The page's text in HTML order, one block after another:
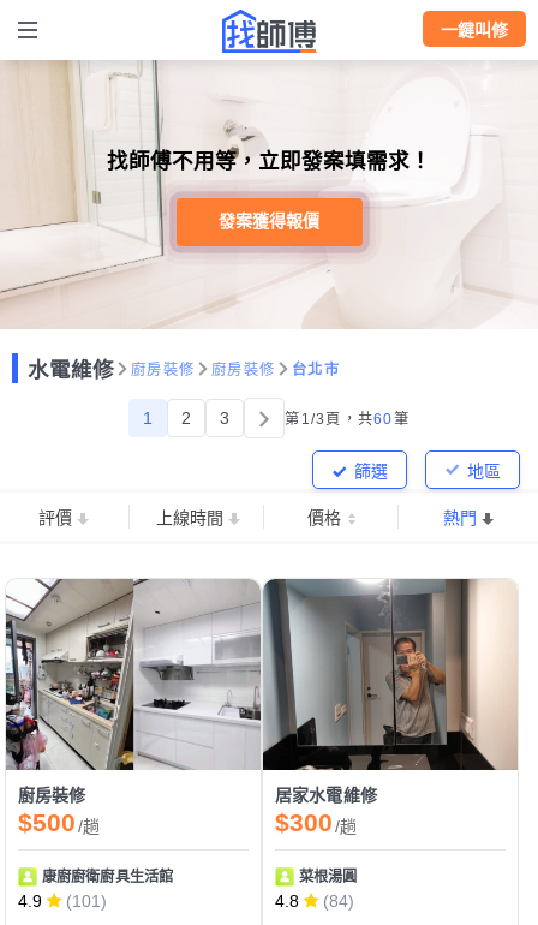
一鍵叫修
找師傅不用等，立即發案填需求！
發案獲得報價
水電維修 廚房裝修 廚房裝修 台北市
1 2 3 第1/3頁， 共60筆
地區
篩選
評價 上線時間 價格 熱門
廚房裝修
$500/趟
康廚廚衛廚具生活館
4.9
(101)
居家水電維修
$300/趟
菜根湯圓
4.8
(84)